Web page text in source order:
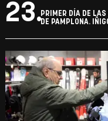
23.PRIMER DÍA DE
DE PAMPLONA.